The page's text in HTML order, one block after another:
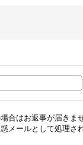
合はお返事が届きま
メールとして処理